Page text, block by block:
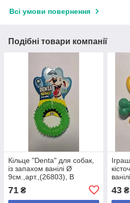
Всі умови повернення
Подібні товари компанії
Кільце "Denta" для собак,
із запахом ванілі Ø
9см.,арт.,(26803), В
71 ₴ 43₴